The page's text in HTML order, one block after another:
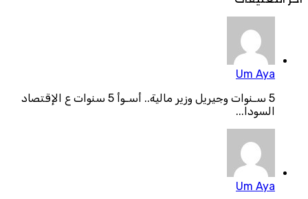
Um Aya
5 سـنوات وجيريل وزير مالية.. أسـوأ 5 سنوات ع الإقتصاد
السودا...
Um Aya